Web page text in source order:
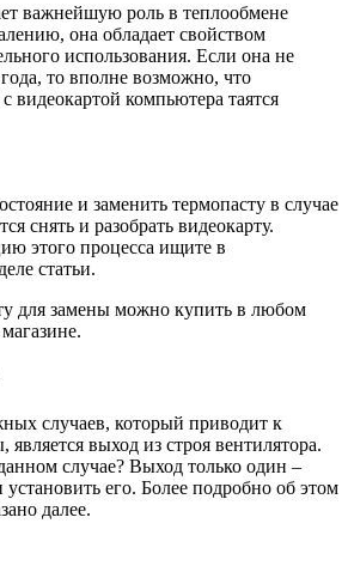
важнейшую роль в теплообмене
она обладает свойством
использования. Если она не
то вполне возможно, что
видеокартой компьютера таятся
и заменить термопасту в случае
снять и разобрать видеокарту.
этого процесса ищите в
статьи.
для замены можно купить в любом
случаев, который приводит к
является выход из строя вентилятора.
случае? Выход только один –
его. Более подробно об этом
далее.